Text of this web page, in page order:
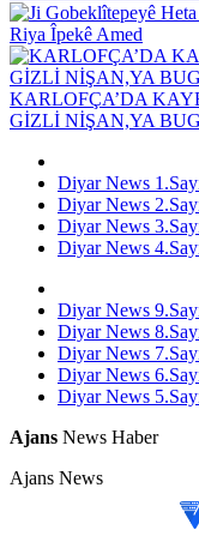
Riya Îpekê Amed
KARLOFÇA’DA
GİZLİ NİŞAN,YA
Diyar News
Diyar News
Diyar News
Diyar News
Diyar News
Diyar News
Diyar News
Diyar News
Diyar News
Ajans News Haber
Ajans News